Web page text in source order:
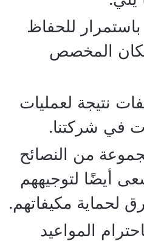
للحفاظ
المخصص
نتيجة لعمليات
في شركتنا.
من النصائح
أيضًا لتوجيههم
لحماية مكيفاتهم.
المواعيد